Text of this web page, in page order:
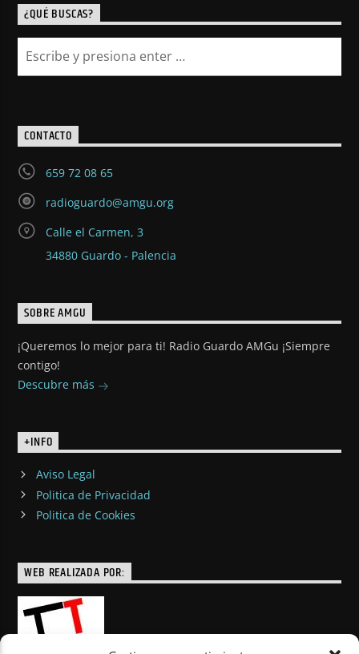
¿QUÉ BUSCAS?
CONTACTO
659 72 08 65
radioguardo@amgu.org
Calle el Carmen, 3
34880 Guardo - Palencia
SOBRE AMGU
¡Queremos lo mejor para ti! Radio Guardo AMGu ¡Siempre
contigo!
Descubre más
+INFO
Aviso Legal
Politica de Privacidad
Politica de Cookies
WEB REALIZADA POR: